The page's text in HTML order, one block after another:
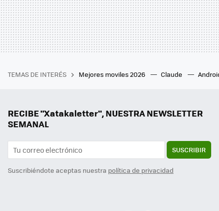
TEMAS DE INTERÉS Mejores moviles 2026 Claude
RECIBE "Xatakaletter", NUESTRA NEWSLETTER
SEMANAL
SUSCRIBIR
Suscribiéndote aceptas nuestra política de privacidad